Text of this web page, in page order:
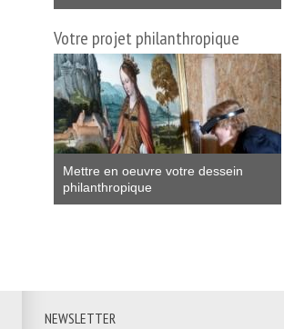
Votre projet philanthropique
Mettre en oeuvre votre dessein
philanthropique
NEWSLETTER